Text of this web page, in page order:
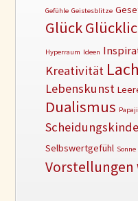
Gefühle Geistesblitze
Glück
Hyperraum Ideen
Kreativität
Lebenskunst
Dualismus Papaji
Selbswertgefühl Sonne
Vorstellungen